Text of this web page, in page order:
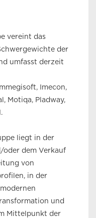
vereint das
der
umfasst derzeit
Imecon,
Motiqa, Pladway,
liegt in der
dem Verkauf
von
in der
und
Mittelpunkt der